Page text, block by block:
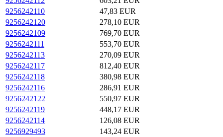
9256242110
47,83 EUR
9256242120
278,10 EUR
9256242109
769,70 EUR
9256242111
553,70 EUR
9256242113
270,09 EUR
9256242117
812,40 EUR
9256242118
380,98 EUR
9256242116
286,91 EUR
9256242122
550,97 EUR
9256242119
448,17 EUR
9256242114
126,08 EUR
9256929493
143,24 EUR